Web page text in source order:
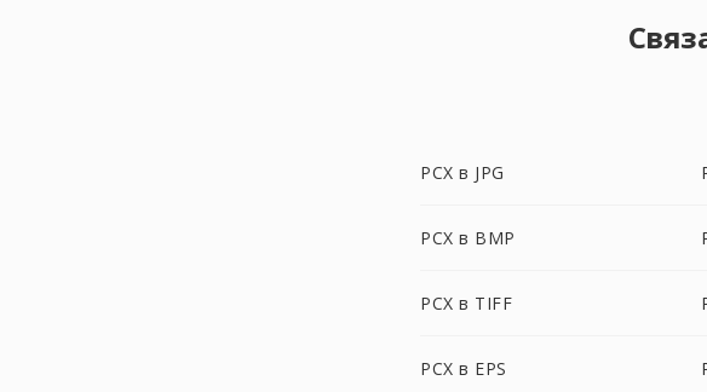
PCX в JPG
PCX в BMP
PCX в TIFF
PCX в EPS